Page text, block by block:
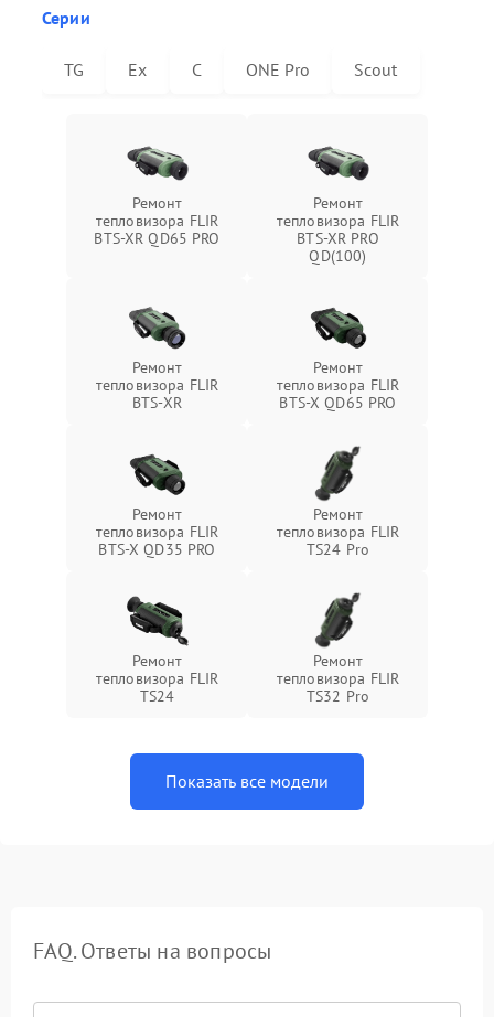
Серии
TG Ex C ONE Pro Scout
Ремонт
тепловизора FLIR
BTS-XR QD65 PRO
Ремонт
тепловизора FLIR
BTS-XR PRO
QD(100)
Ремонт
тепловизора FLIR
BTS-XR
Ремонт
тепловизора FLIR
BTS-X QD65 PRO
Ремонт
тепловизора FLIR
BTS-X QD35 PRO
Ремонт
тепловизора FLIR
TS24 Pro
Ремонт
тепловизора FLIR
TS24
Ремонт
тепловизора FLIR
TS32 Pro
Показать все модели
FAQ. Ответы на вопросы